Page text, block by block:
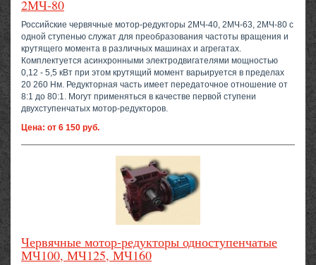
2МЧ-80
Российские червячные мотор-редукторы 2МЧ-40, 2МЧ-63, 2МЧ-80 с
одной ступенью служат для преобразования частоты вращения и
крутящего момента в различных машинах и агрегатах.
Комплектуется асинхронными электродвигателями мощностью
0,12 - 5,5 кВт при этом крутящий момент варьируется в пределах
20 260 Нм. Редукторная часть имеет передаточное отношение от
8:1 до 80:1. Могут применяться в качестве первой ступени
двухступенчатых мотор-редукторов.
Цена: от 6 150 руб.
Червячные мотор-редукторы одноступенчатые
МЧ100, МЧ125, МЧ160